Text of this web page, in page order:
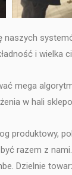
naszych
i
mega
w hali
produktowy,
razem z
Dzielnie